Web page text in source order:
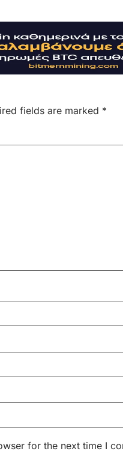
fields are marked *
for the next time I